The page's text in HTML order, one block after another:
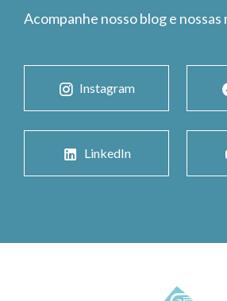
Acompanhe nosso blog e nossas
Instagram
LinkedIn